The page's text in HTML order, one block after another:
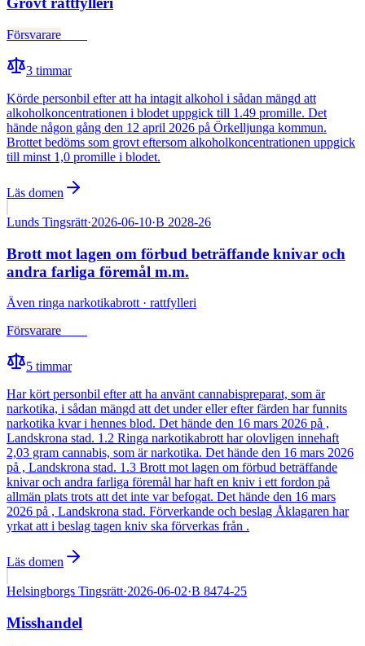
Försvarare
3 timmar
Körde personbil efter att ha intagit alkohol i sådan mängd att
alkoholkoncentrationen i blodet uppgick till 1.49 promille. Det
hände någon gång den 12 april 2026 på Örkelljunga kommun.
Brottet bedöms som grovt eftersom alkoholkoncentrationen uppgick
till minst 1,0 promille i blodet.
Läs domen
Lunds Tingsrätt·2026-06-10·B 2028-26
Brott mot lagen om förbud beträffande knivar och
andra farliga föremål m.m.
Även ringa narkotikabrott · rattfylleri
Försvarare
5 timmar
Har kört personbil efter att ha använt cannabispreparat, som är
narkotika, i sådan mängd att det under eller efter färden har funnits
narkotika kvar i hennes blod. Det hände den 16 mars 2026 på ,
Landskrona stad. 1.2 Ringa narkotikabrott har olovligen innehaft
2,03 gram cannabis, som är narkotika. Det hände den 16 mars 2026
på , Landskrona stad. 1.3 Brott mot lagen om förbud beträffande
knivar och andra farliga föremål har haft en kniv i ett fordon på
allmän plats trots att det inte var befogat. Det hände den 16 mars
2026 på , Landskrona stad. Förverkande och beslag Åklagaren har
yrkat att i beslag tagen kniv ska förverkas från .
Läs domen
Helsingborgs Tingsrätt·2026-06-02·B 8474-25
Misshandel